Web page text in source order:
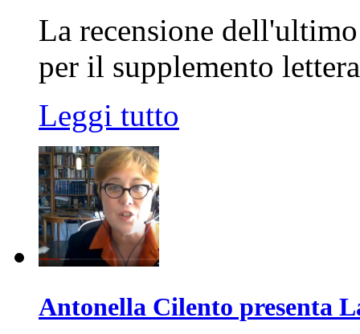
La recensione
per il supplemento
Leggi tutto
Antonella Cilento presenta